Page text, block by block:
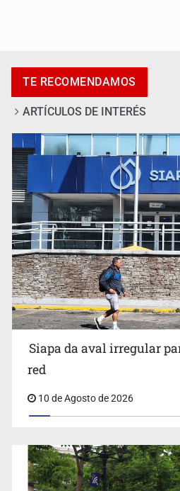
Invidentes acusan evasión de
expedientes
TE RECOMENDAMOS
ARTÍCULOS DE INTERÉS
Siapa da aval irregular
red
10 de Agosto de 2026